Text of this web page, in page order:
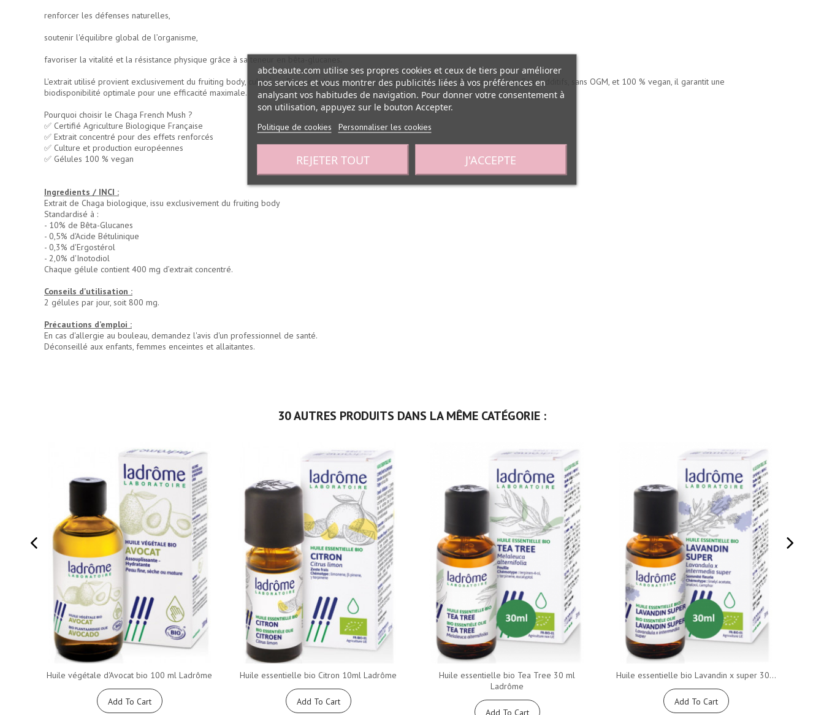
renforcer les défenses naturelles,
soutenir l'équilibre global de l’organisme,
favoriser la vitalité et la résistance physique grâce à sa teneur en bêta-glucanes.
L'extrait utilisé provient exclusivement du fruiting body, cultivé en Europe selon des pratiques respectueuses de l'environnement. Sans additifs, sans OGM, et 100 % vegan, il garantit une
biodisponibilité optimale pour une efficacité maximale.
Pourquoi choisir le Chaga French Mush ?
✅ Certifié Agriculture Biologique Française
✅ Extrait concentré pour des effets renforcés
✅ Culture et production européennes
✅ Gélules 100 % vegan
Ingredients / INCI :
Extrait de Chaga biologique, issu exclusivement du fruiting body
Standardisé à :
- 10% de Bêta-Glucanes
- 0,5% d'Acide Bétulinique
- 0,3% d'Ergostérol
- 2,0% d'Inotodiol
Chaque gélule contient 400 mg d’extrait concentré.
Conseils d'utilisation :
2 gélules par jour, soit 800 mg.
Précautions d’emploi :
En cas d'allergie au bouleau, demandez l'avis d'un professionnel de santé.
Déconseillé aux enfants, femmes enceintes et allaitantes.
30 AUTRES PRODUITS DANS LA MÊME CATÉGORIE :
Huile végétale d'Avocat bio 100 ml Ladrôme
Add To Cart
Huile essentielle bio Citron 10ml Ladrôme
Add To Cart
Huile essentielle bio Tea Tree 30 ml
Ladrôme
Add To Cart
Huile essentielle bio Lavandin x super 30...
Add To Cart
abcbeaute.com utilise ses propres cookies et ceux de tiers pour améliorer
nos services et vous montrer des publicités liées à vos préférences en
analysant vos habitudes de navigation. Pour donner votre consentement à
son utilisation, appuyez sur le bouton Accepter.
Politique de cookies Personnaliser les cookies
REJETER TOUT J'ACCEPTE